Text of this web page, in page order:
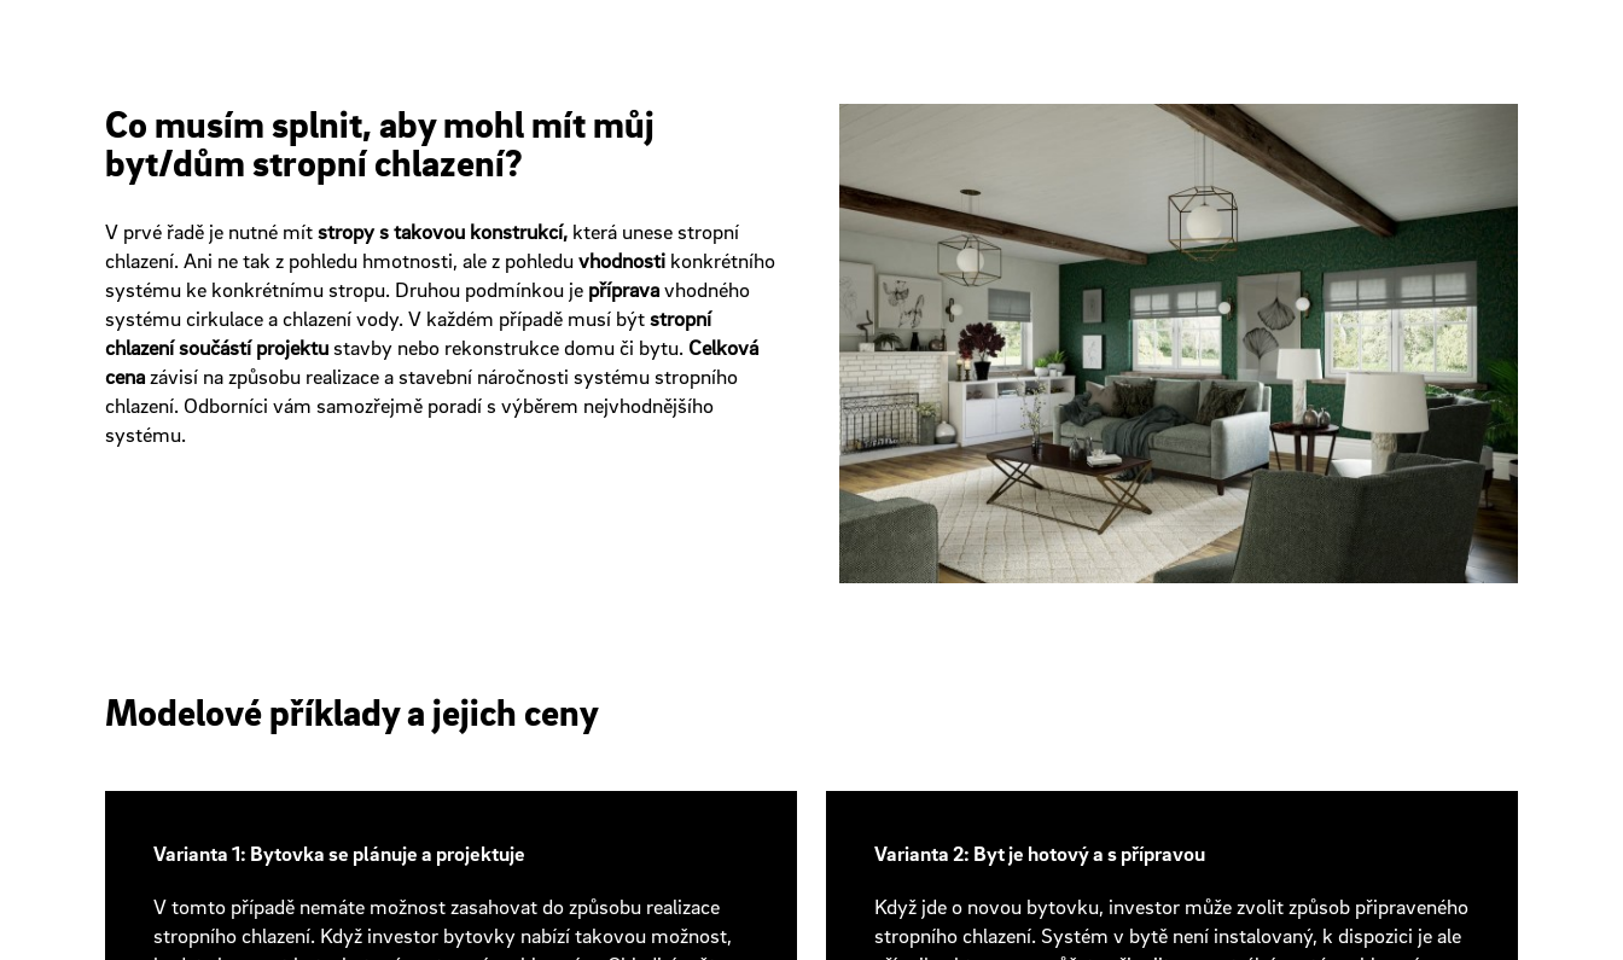
Co musím splnit, aby mohl mít můj
byt/dům stropní chlazení?
V prvé řadě je nutné mítstropy s takovou konstrukcí, která unese stropní
chlazení. Ani ne tak z pohledu hmotnosti, ale z pohleduvhodnosti konkrétního
systému ke konkrétnímu stropu. Druhou podmínkou je přípravavhodného
systému cirkulace a chlazení vody. V každém případě musí býtstropní
chlazení součástí projektustavby nebo rekonstrukce domu či bytu. Celková
cenazávisí na způsobu realizace a stavební náročnosti systému stropního
chlazení. Odborníci vám samozřejmě poradí s výběrem nejvhodnějšího
systému.
Modelové příklady a jejich ceny
Varianta 1: Bytovka se plánuje a projektuje
V tomto případě nemáte možnost zasahovat do způsobu realizace
stropního chlazení. Když investor bytovky nabízí takovou možnost,
Varianta 2: Byt je hotový a s přípravou
Když jde o novou bytovku, investor může zvolit způsob připraveného
stropního chlazení. Systém v bytě není instalovaný, k dispozici je ale